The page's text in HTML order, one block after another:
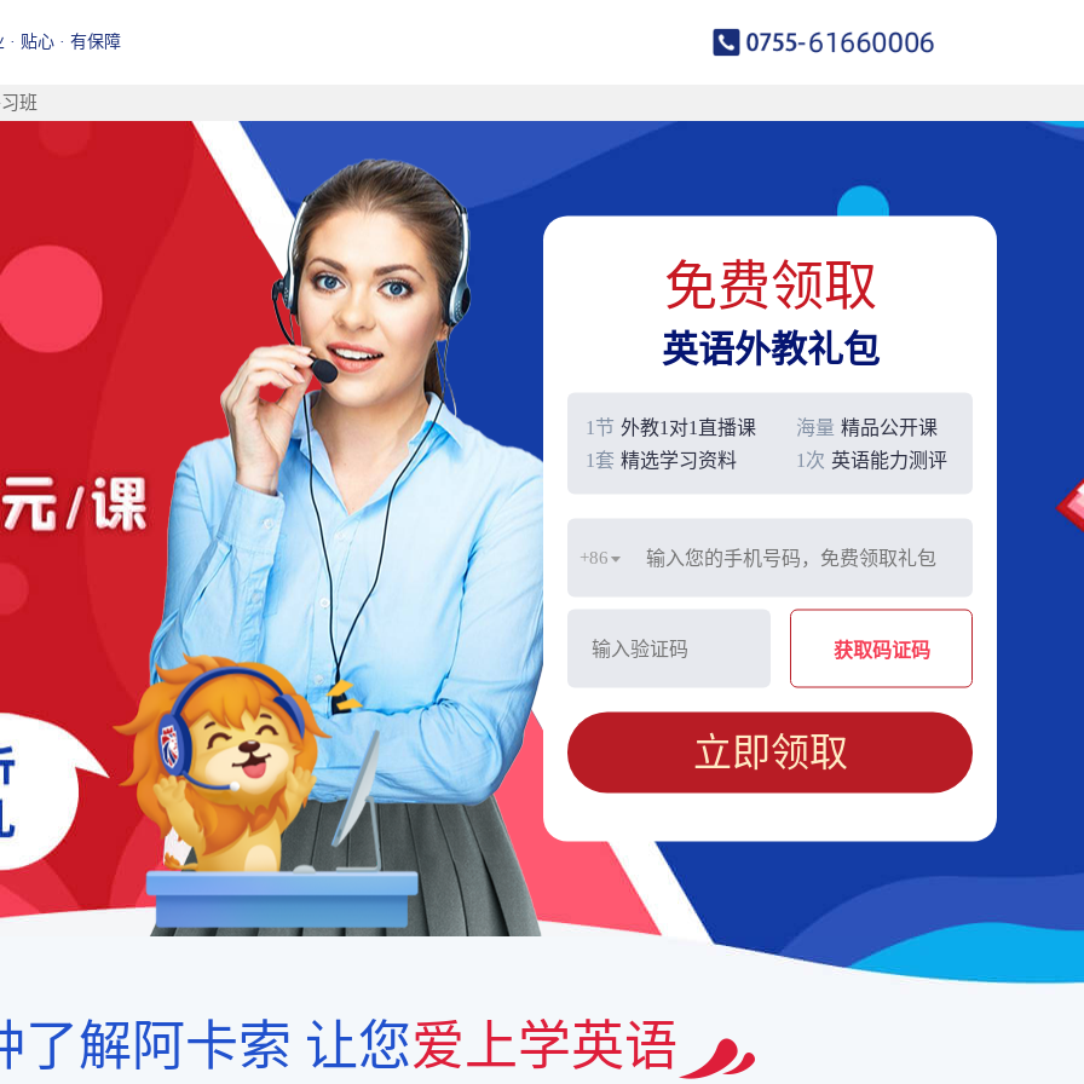
· 贴心 · 有保障
班
免费领取
英语外教礼包
1节 外教1对1直播课 海量 精品公开课
1套 精选学习资料 1次 英语能力测评
+86
获取码证码
立即领取
了解阿卡索 让您爱上学英语